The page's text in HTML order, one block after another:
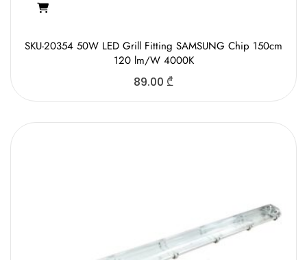
SKU-20354 50W LED Grill Fitting SAMSUNG Chip 150cm
120 lm/W 4000K
89.00 ₾